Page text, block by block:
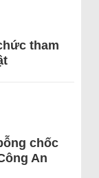
tham
chốc
An